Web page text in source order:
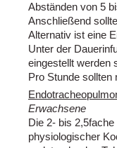
Abständen von 5
Anschließend
Alternativ ist eine
Unter der
eingestellt werden
Pro Stunde sollten
Erwachsene
Die 2- bis
physiologischer